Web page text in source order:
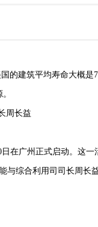
的建筑平均寿命大概是
长益
在广州正式启动。这
与综合利用司司长周长